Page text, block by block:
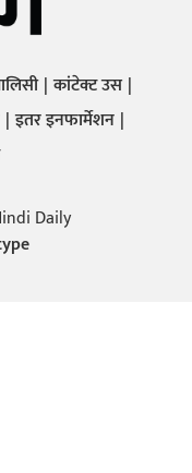
कांटेक्ट उस
इतर इनफार्मेशन
Daily